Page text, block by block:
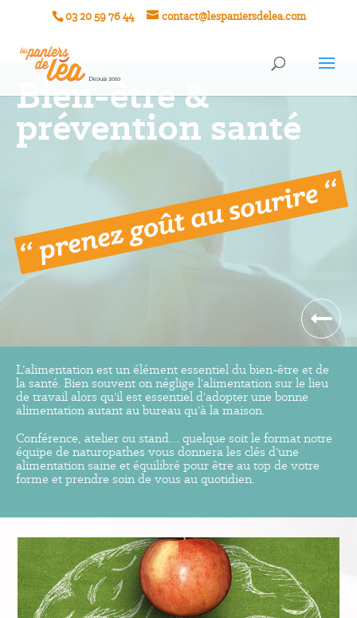
03 20 59 76 44 contact@lespaniersdelea.com
Bien-être &
prévention santé
L’alimentation est un élément essentiel du bien-être et de
la santé. Bien souvent on néglige l’alimentation sur le lieu
de travail alors qu’il est essentiel d’adopter une bonne
alimentation autant au bureau qu’à la maison.
Conférence, atelier ou stand… quelque soit le format notre
équipe de naturopathes vous donnera les clés d’une
alimentation saine et équilibré pour être au top de votre
forme et prendre soin de vous au quotidien.